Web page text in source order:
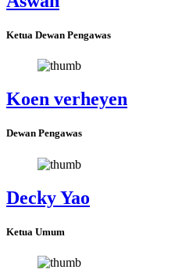
Ketua Dewan Pengawas
Koen verheyen
Dewan Pengawas
Decky Yao
Ketua Umum